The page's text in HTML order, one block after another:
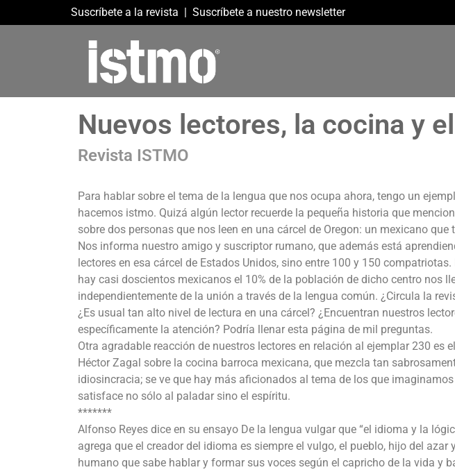
Suscríbete a la revista | Suscríbete a nuestro newsletter
Nuevos lectores, la cocina y
Revista ISTMO
Para hablar sobre el tema de la lengua que nos ocupa ahora, tengo un
hacemos istmo. Quizá algún lector recuerde la pequeña historia que
sobre dos personas que nos leen en una cárcel de Oregon: un mexicano
Nos informa nuestro amigo y suscriptor rumano, que además está
lectores en esa cárcel de Estados Unidos, sino entre 100 y 150
hay casi doscientos mexicanos el 10% de la población de dicho centro nos
independientemente de la unión a través de la lengua común. ¿Circula la
¿Es usual tan alto nivel de lectura en una cárcel? ¿Encuentran nuestros
específicamente la atención? Podría llenar esta página de mil preguntas.
Otra agradable reacción de nuestros lectores en relación al ejemplar 230 es
Héctor Zagal sobre la cocina barroca mexicana, que mezcla tan
idiosincracia; se ve que hay más aficionados al tema de los que
satisface no sólo al paladar sino el espíritu.
*******
Alfonso Reyes dice en su ensayo De la lengua vulgar que “el idioma y la
agrega que el creador del idioma es siempre el vulgo, el pueblo, hijo del
humano que sabe hablar y formar sus voces según el capricho de la vida y